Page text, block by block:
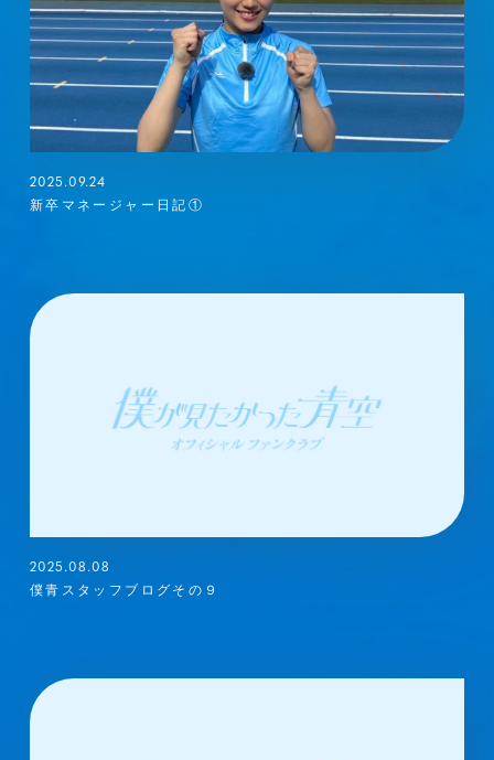
2025.09.24
新卒マネージャー日記①
2025.08.08
僕青スタッフブログその９